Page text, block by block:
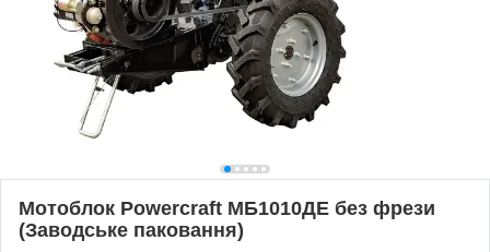
Мотоблок Powercraft МБ1010ДЕ без фрези
(Заводське паковання)